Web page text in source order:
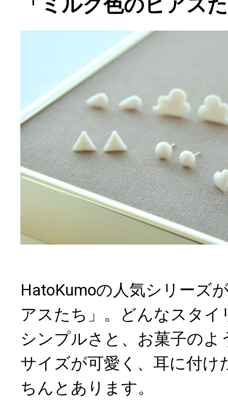
「ミルク色のピアス
HatoKumoの人気シリーズ
アスたち」。どんなスタイ
シンプルさと、お菓子の
サイズが可愛く、耳に付け
ちんとあります。